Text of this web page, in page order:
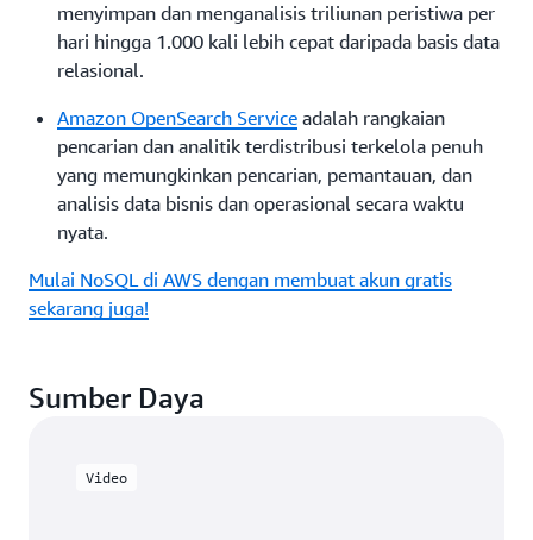
menyimpan dan menganalisis triliunan peristiwa per
hari hingga 1.000 kali lebih cepat daripada basis data
relasional.
Amazon OpenSearch Service adalah rangkaian
pencarian dan analitik terdistribusi terkelola penuh
yang memungkinkan pencarian, pemantauan, dan
analisis data bisnis dan operasional secara waktu
nyata.
Mulai NoSQL di AWS dengan membuat akun gratis
sekarang juga!
Sumber Daya
Video